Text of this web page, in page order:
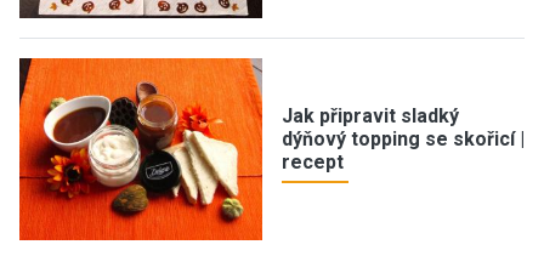
Jak připravit sladký
dýňový topping se skořicí |
recept